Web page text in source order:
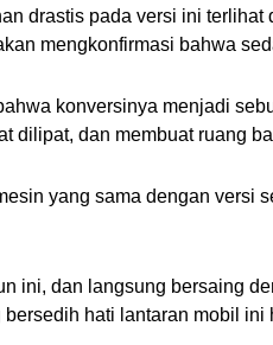
drastis pada versi ini
mengkonfirmasi bahwa
konversinya menjadi
dilipat, dan membuat ruang
yang sama dengan
ini, dan langsung bersaing
hati lantaran mobil